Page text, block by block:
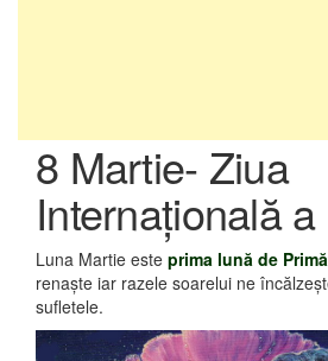
8 Martie- Ziua
Internaţională
Luna Martie este prima lună de
renaşte iar razele soarelui ne
sufletele.